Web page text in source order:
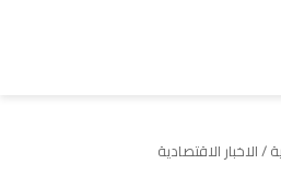
/الاخبار الاقتصادية